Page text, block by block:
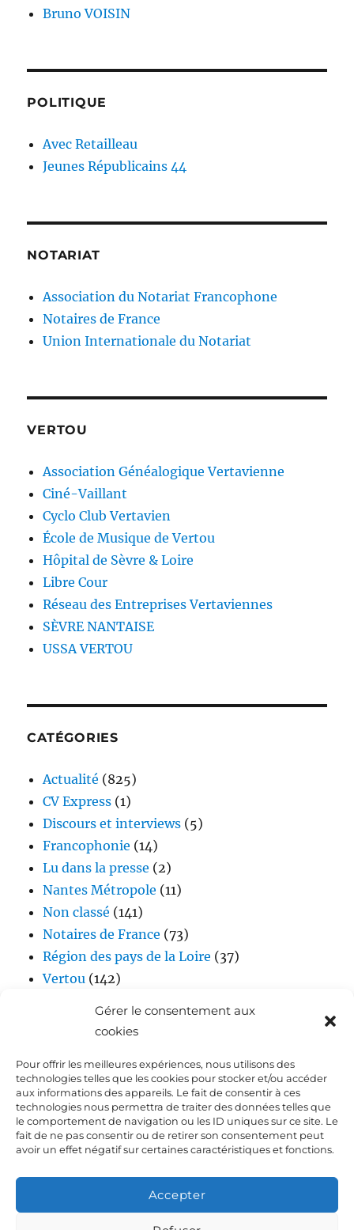
Gérer le consentement aux
cookies
Pour offrir les meilleures expériences, nous utilisons des
technologies telles que les cookies pour stocker et/ou accéder
aux informations des appareils. Le fait de consentir à ces
technologies nous permettra de traiter des données telles que
le comportement de navigation ou les ID uniques sur ce site. Le
fait de ne pas consentir ou de retirer son consentement peut
avoir un effet négatif sur certaines caractéristiques et fonctions.
Accepter
Bruno VOISIN
POLITIQUE
Avec Retailleau
Jeunes Républicains 44
NOTARIAT
Association du Notariat Francophone
Notaires de France
Union Internationale du Notariat
VERTOU
Association Généalogique Vertavienne
Ciné-Vaillant
Cyclo Club Vertavien
École de Musique de Vertou
Hôpital de Sèvre & Loire
Libre Cour
Réseau des Entreprises Vertaviennes
SÈVRE NANTAISE
USSA VERTOU
CATÉGORIES
Actualité (825)
CV Express (1)
Discours et interviews (5)
Francophonie (14)
Lu dans la presse (2)
Nantes Métropole (11)
Non classé (141)
Notaires de France (73)
Région des pays de la Loire (37)
Vertou (142)
Accueil